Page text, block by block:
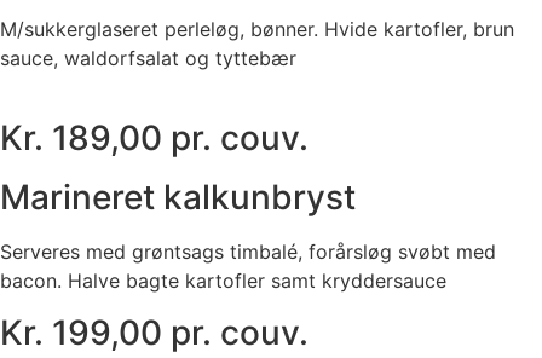
M/sukkerglaseret perleløg, bønner. Hvide kartofler, brun
sauce, waldorfsalat og tyttebær
Kr. 189,00 pr. couv.
Marineret kalkunbryst
Serveres med grøntsags timbalé, forårsløg svøbt med
bacon. Halve bagte kartofler samt kryddersauce
Kr. 199,00 pr. couv.